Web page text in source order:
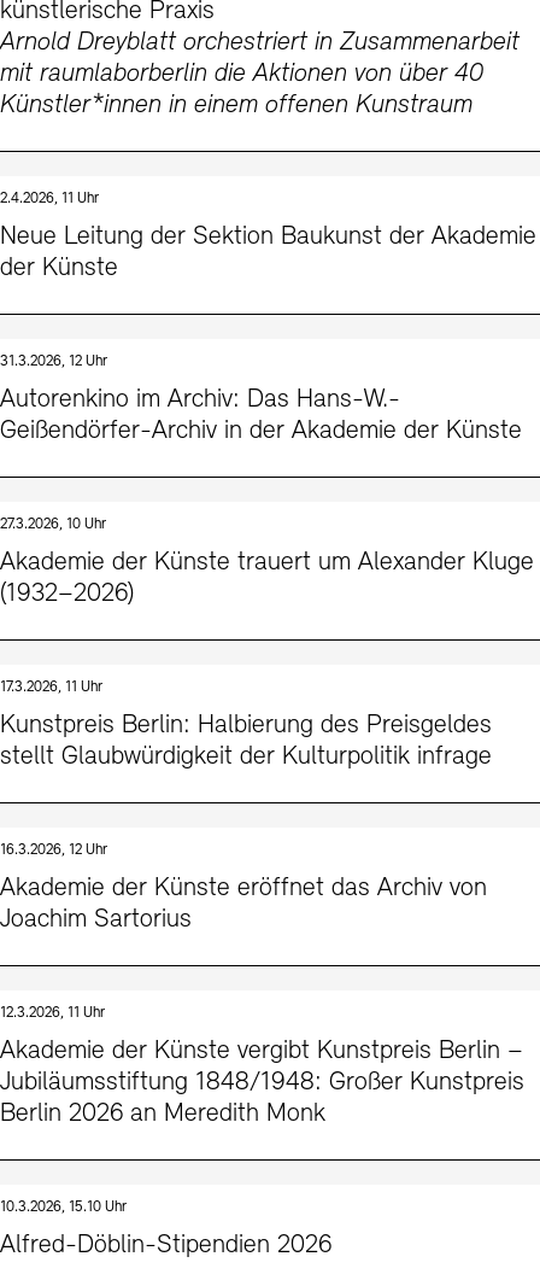
künstlerische Praxis
Arnold Dreyblatt orchestriert in Zusammenarbeit
mit raumlaborberlin die Aktionen von über 40
Künstler*innen in einem offenen Kunstraum
2.4.2026, 11 Uhr
Neue Leitung der Sektion Baukunst der Akademie
der Künste
31.3.2026, 12 Uhr
Autorenkino im Archiv: Das Hans-W.-
Geißendörfer-Archiv in der Akademie der Künste
27.3.2026, 10 Uhr
Akademie der Künste trauert um Alexander Kluge
(1932–2026)
17.3.2026, 11 Uhr
Kunstpreis Berlin: Halbierung des Preisgeldes
stellt Glaubwürdigkeit der Kulturpolitik infrage
16.3.2026, 12 Uhr
Akademie der Künste eröffnet das Archiv von
Joachim Sartorius
12.3.2026, 11 Uhr
Akademie der Künste vergibt Kunstpreis Berlin –
Jubiläumsstiftung 1848/1948: Großer Kunstpreis
Berlin 2026 an Meredith Monk
10.3.2026, 15.10 Uhr
Alfred-Döblin-Stipendien 2026